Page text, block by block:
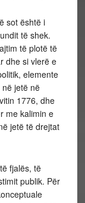
sot është i
të shek.
të plotë të
dhe si vlerë e
elemente
jetë në
1776, dhe
me kalimin e
jetë të drejtat
fjalës, të
publik. Për